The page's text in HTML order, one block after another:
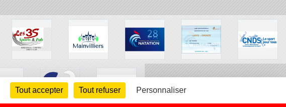
Tout accepter Tout refuser Personnaliser